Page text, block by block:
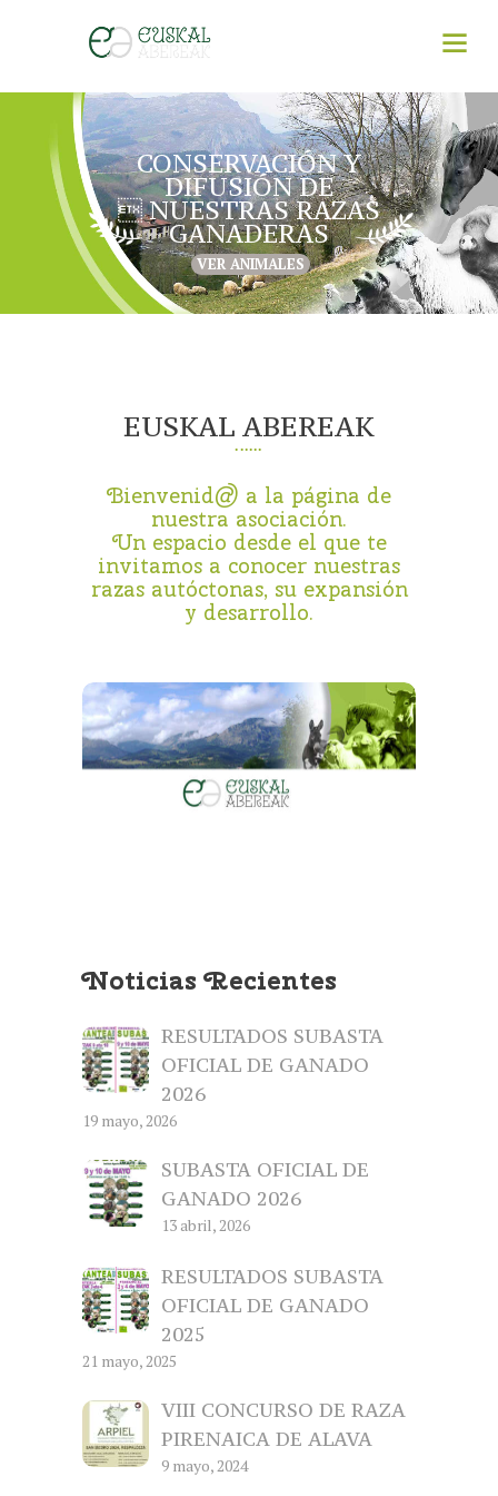
CONSERVACIÓN Y
DIFUSIÓN DE
 NUESTRAS RAZAS
GANADERAS
VER ANIMALES
EUSKAL ABEREAK
Bienvenid@ a la página de
nuestra asociación.
Un espacio desde el que te
invitamos a conocer nuestras
razas autóctonas, su expansión
y desarrollo.
Noticias Recientes
RESULTADOS SUBASTA
OFICIAL DE GANADO
2026
19 mayo, 2026
SUBASTA OFICIAL DE
GANADO 2026
13 abril, 2026
RESULTADOS SUBASTA
OFICIAL DE GANADO
2025
21 mayo, 2025
VIII CONCURSO DE RAZA
PIRENAICA DE ALAVA
9 mayo, 2024